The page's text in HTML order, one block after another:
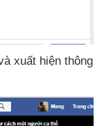
xuất hiện thông